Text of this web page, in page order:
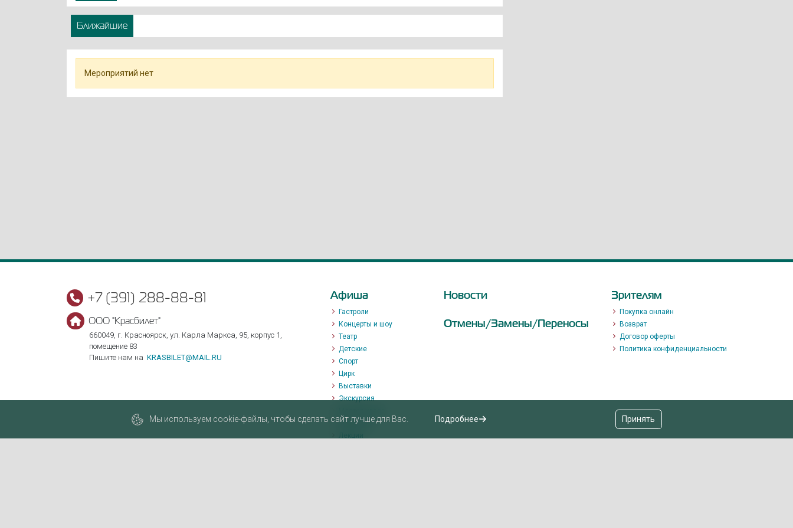
Ближайшие
Мероприятий нет
+7 (391) 288-88-81
ООО "Красбилет"
660049, г. Красноярск, ул. Карла Маркса, 95, корпус 1,
помещение 83
Пишите нам на KRASBILET@MAIL.RU
Афиша
Гастроли
Концерты и шоу
Театр
Детские
Спорт
Цирк
Выставки
Экскурсия
Променад
Новости
Отмены/Замены/Переносы
Зрителям
Покупка онлайн
Возврат
Договор оферты
Политика конфиденциальности
Мы используем cookie-файлы, чтобы сделать сайт лучше для Вас. Подробнее Принять